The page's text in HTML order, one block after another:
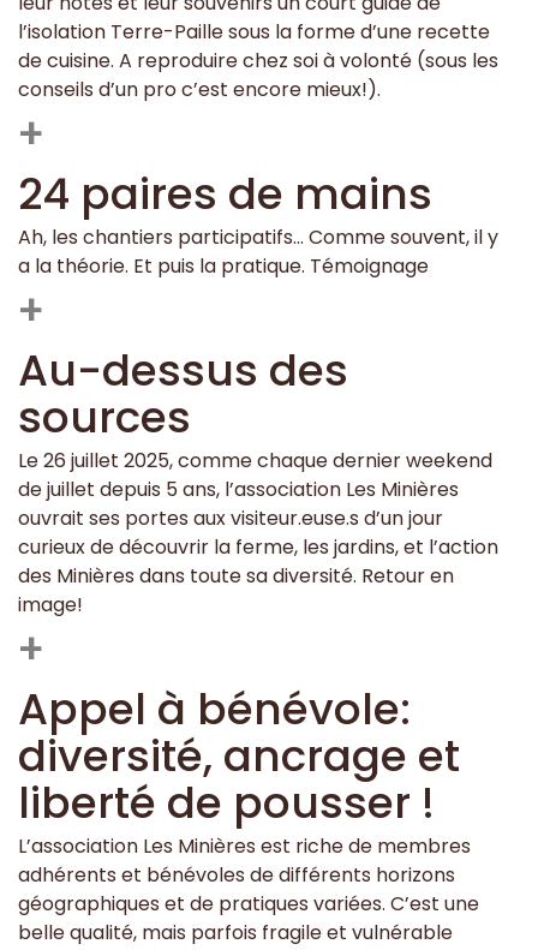
l’isolation Terre-Paille sous la forme d’une recette
de cuisine. A reproduire chez soi à volonté (sous les
conseils d’un pro c’est encore mieux!).
+
24 paires de mains
Ah, les chantiers participatifs… Comme souvent, il y
a la théorie. Et puis la pratique. Témoignage
+
Au-dessus des
sources
Le 26 juillet 2025, comme chaque dernier weekend
de juillet depuis 5 ans, l’association Les Minières
ouvrait ses portes aux visiteur.euse.s d’un jour
curieux de découvrir la ferme, les jardins, et l’action
des Minières dans toute sa diversité. Retour en
image!
+
Appel à bénévole:
diversité, ancrage et
liberté de pousser !
L’association Les Minières est riche de membres
adhérents et bénévoles de différents horizons
géographiques et de pratiques variées. C’est une
belle qualité, mais parfois fragile et vulnérable